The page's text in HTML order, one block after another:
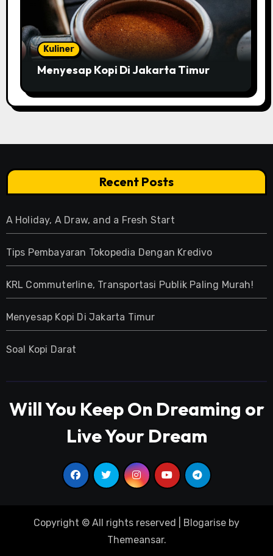
Kuliner
Menyesap Kopi Di Jakarta Timur
Recent Posts
A Holiday, A Draw, and a Fresh Start
Tips Pembayaran Tokopedia Dengan Kredivo
KRL Commuterline, Transportasi Publik Paling Murah!
Menyesap Kopi Di Jakarta Timur
Soal Kopi Darat
Will You Keep On Dreaming or
Live Your Dream
Copyright © All rights reserved Blogarise by
Themeansar.